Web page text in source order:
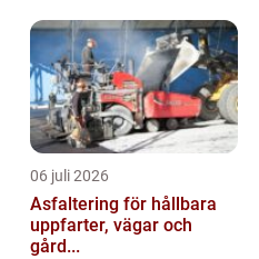
06 juli 2026
Asfaltering för hållbara
uppfarter, vägar och
gård...